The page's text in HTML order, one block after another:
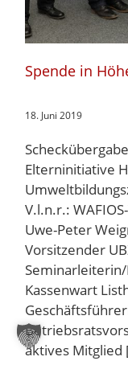
Spende in
18. Juni 2019
Elterninitiative
V.l.n.r.:
Uwe-Peter
Vorsitzender
Kassenwart
aktives Mitglied